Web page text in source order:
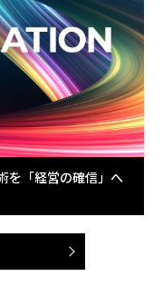
を「経営の確信」へ